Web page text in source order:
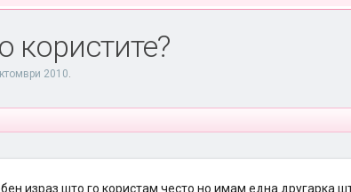
користите?
2010.
израз што го користам често но имам една другарка